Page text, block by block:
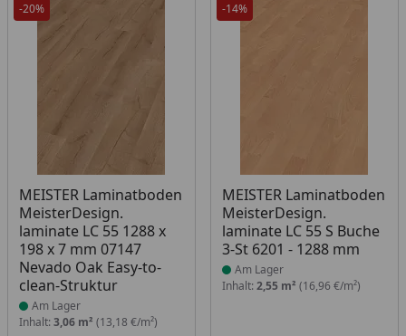
-20%
MEISTER Laminatboden
MeisterDesign.
laminate LC 55 1288 x
198 x 7 mm 07147
Nevado Oak Easy-to-
clean-Struktur
Produkt am Lager
Am Lager
Inhalt: 3,06 m² (13,18 €/m²)
-14%
MEISTER Laminatboden
MeisterDesign.
laminate LC 55 S Buche
3-St 6201 - 1288 mm
Produkt am Lager
Am Lager
Inhalt: 2,55 m² (16,96 €/m²)